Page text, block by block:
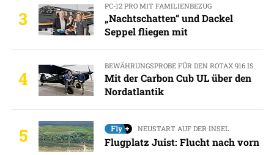
3
PC-12 PRO MIT FAMILIENBEZUG
„Nachtschatten“ und Dackel
Seppel fliegen mit
4
BEWÄHRUNGSPROBE FÜR DEN ROTAX 916 IS
Mit der Carbon Cub UL über den
Nordatlantik
5 NEUSTART AUF DER INSEL
Flugplatz Juist: Flucht nach vorn